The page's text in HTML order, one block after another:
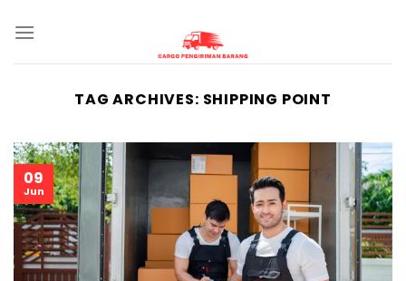
TAG ARCHIVES: SHIPPING POINT
09
Jun